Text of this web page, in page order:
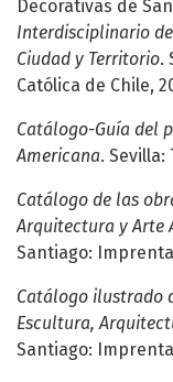
Decorativas de
Interdisciplinario
Ciudad y Territorio.
Católica de Chile,
Catálogo-Guía del
Americana. Sevilla:
Catálogo de las
Arquitectura y Arte
Santiago:
Catálogo ilustrado
Escultura,
Santiago: